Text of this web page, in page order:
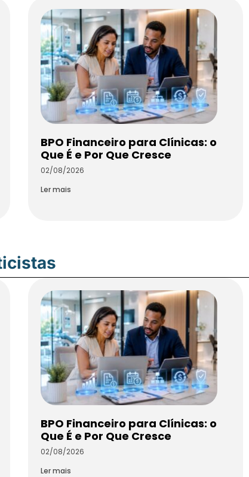
BPO Financeiro para Clínicas: o
Que É e Por Que Cresce
02/08/2026
Ler mais
BPO Financeiro para Clínicas: o
Que É e Por Que Cresce
02/08/2026
Ler mais